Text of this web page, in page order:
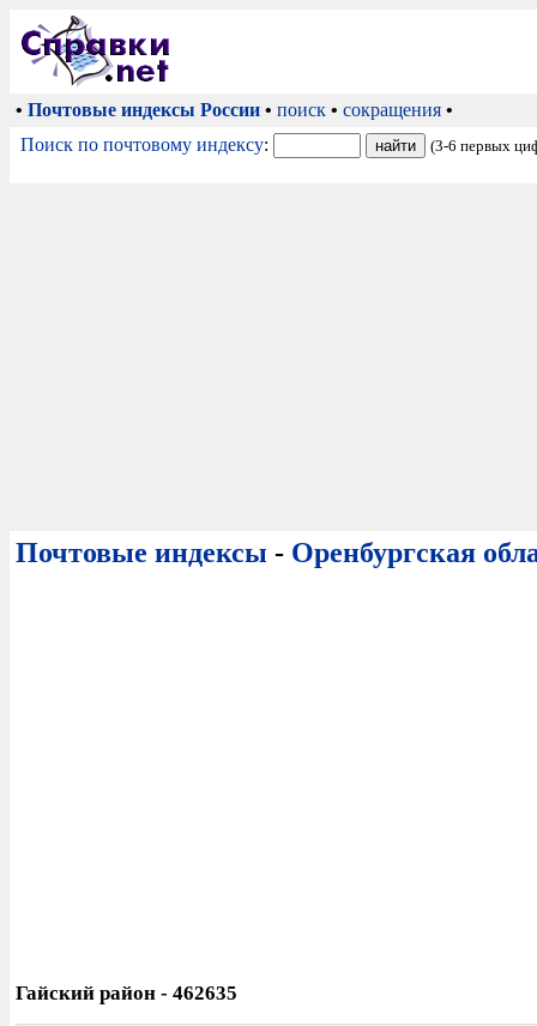
• Почтовые индексы России • поиск • сокращения •
Поиск по почтовому индексу: (3-6 первых
Почтовые индексы - Оренбургская
Гайский район - 462635